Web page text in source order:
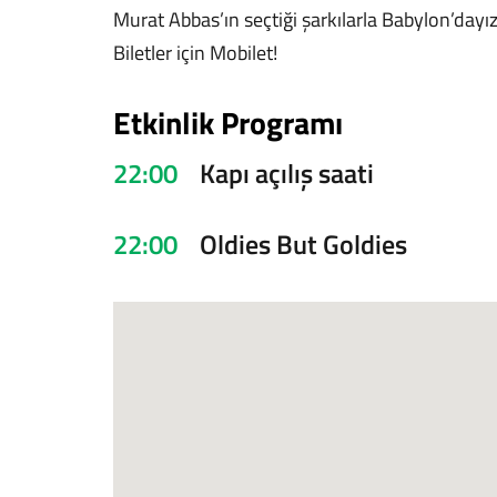
Murat Abbas’ın seçtiği şarkılarla
Biletler için Mobilet!
Etkinlik Programı
22:00 Kapı açılış saati
22:00 Oldies But Goldies